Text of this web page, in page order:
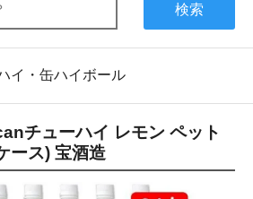
検索
イ・缶ハイボール
チューハイ レモン ペット
ース) 宝酒造